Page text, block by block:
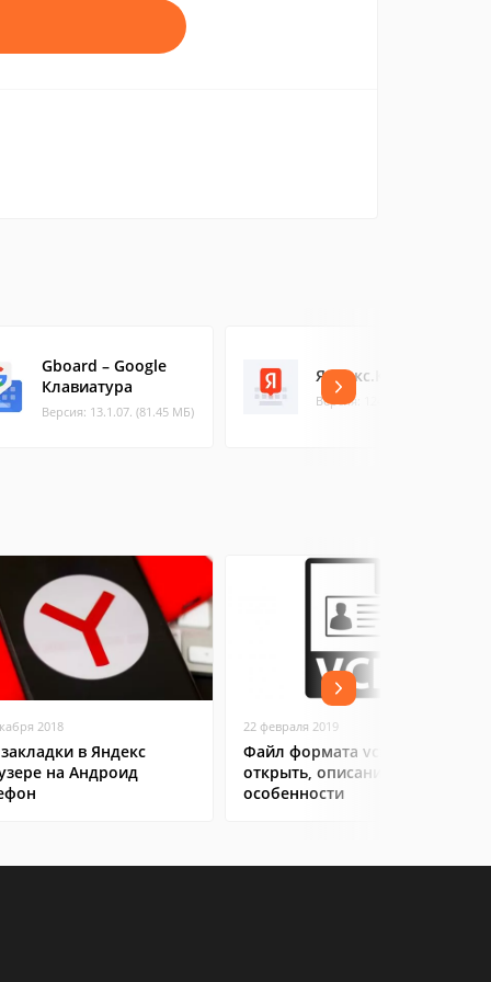
Gboard – Google
Клавиатура
Версия: 13.1.07. (81.45 МБ)
Яндекс.Клавиатура
Версия: 124.3 (30.54 МБ)
2018
в Яндекс
на Андроид
22 февраля 2019
Файл формата vcf: чем
открыть, описание,
особенности